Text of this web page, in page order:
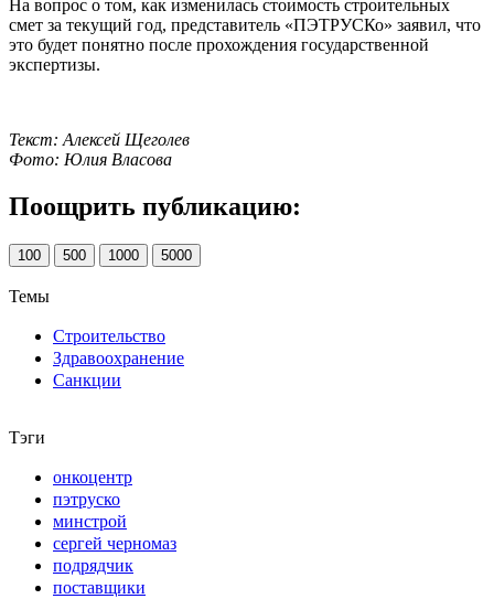
На вопрос о том, как изменилась стоимость строительных
смет за текущий год, представитель «ПЭТРУСКо» заявил, что
это будет понятно после прохождения государственной
экспертизы.
Текст: Алексей Щеголев
Фото: Юлия Власова
Поощрить публикацию:
100 500 1000 5000
Темы
Строительство
Здравоохранение
Санкции
Тэги
онкоцентр
пэтруско
минстрой
сергей черномаз
подрядчик
поставщики